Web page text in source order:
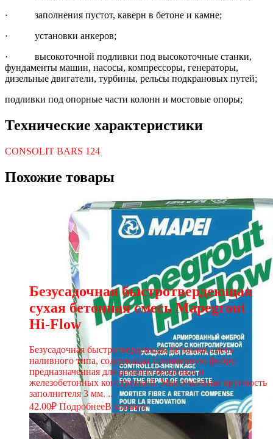
· заполнения пустот, каверн в бетоне и камне;
· установки анкеров;
· высокоточной подливки под высокоточные станки,
фундаменты машин, насосы, компрессоры, генераторы,
дизельные двигатели, турбины, рельсы подкрановых путей;
подливки под опорные части колонн и мостовые опоры;
Технические характеристики
CONSOLIT BARS 124
Похожие товары
Безусадочная быстротвердеющая
сухая бетонная смесь Mapegrout
Hi-Flow
Безусадочная быстротвердеющая бетонная смесь
наливного типа, содержащая полимерную фибру,
предназначенная для ремонта бетонных и
железобетонных конструкций. Максимальная крупность
заполнителя 3 мм. ...
42.00₽ ПодробнееВ корзину